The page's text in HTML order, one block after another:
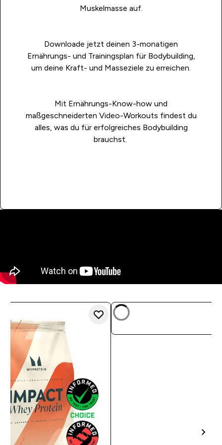
Muskelmasse auf.
Downloade jetzt deinen 3-monatigen
Ernährungs- und Trainingsplan für Bodybuilding,
um deine Kraft- und Masseziele zu erreichen.
Mit Ernährungs-Know-how und
maßgeschneiderten Video-Workouts findest du
alles, was du für erfolgreiches Bodybuilding
brauchst.